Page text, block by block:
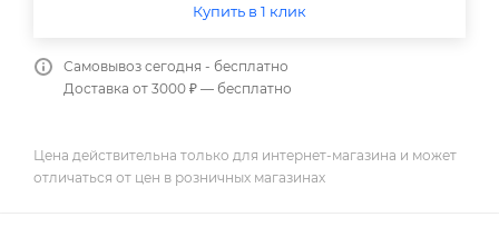
Купить в 1 клик
Самовывоз сегодня - бесплатно
Доставка от 3000 ₽ — бесплатно
Цена действительна только для интернет-магазина и может
отличаться от цен в розничных магазинах